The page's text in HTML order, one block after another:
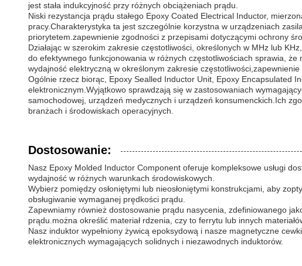
jest stała indukcyjność przy różnych obciążeniach prądu.
Niski rezystancja prądu stałego Epoxy Coated Electrical Inductor,
pracy.Charakterystyka ta jest szczególnie korzystna w urządzeniach
priorytetem.zapewnienie zgodności z przepisami dotyczącymi ochrony
Działając w szerokim zakresie częstotliwości, określonych w MHz lub
do efektywnego funkcjonowania w różnych częstotliwościach sprawia,
wydajność elektryczną w określonym zakresie częstotliwości,zapewnienie
Ogólnie rzecz biorąc, Epoxy Sealled Inductor Unit, Epoxy Encapsulated
elektronicznym.Wyjątkowo sprawdzają się w zastosowaniach
samochodowej, urządzeń medycznych i urządzeń konsumenckich.Ich
branżach i środowiskach operacyjnych.
Dostosowanie:
Nasz Epoxy Molded Inductor Component oferuje kompleksowe usługi
wydajność w różnych warunkach środowiskowych.
Wybierz pomiędzy osłoniętymi lub nieosłoniętymi konstrukcjami, aby
obsługiwanie wymaganej prędkości prądu.
Zapewniamy również dostosowanie prądu nasycenia, zdefiniowanego
prądu.można określić materiał rdzenia, czy to ferrytu lub innych
Nasz induktor wypełniony żywicą epoksydową i nasze magnetyczne
elektronicznych wymagających solidnych i niezawodnych induktorów.